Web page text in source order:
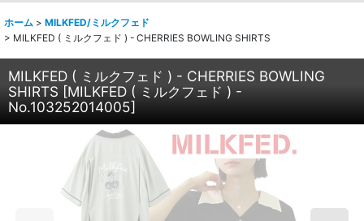
ホーム > MILKFED/ミルクフェド
> MILKFED ( ミルクフェド ) - CHERRIES BOWLING SHIRTS
MILKFED ( ミルクフェド ) - CHERRIES BOWLING
SHIRTS [MILKFED ( ミルクフェド ) -
No.103252014005]